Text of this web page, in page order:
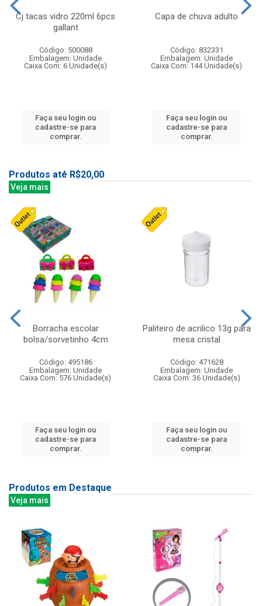
Cj tacas vidro 220ml 6pcs
gallant
Código: 500088
Embalagem: Unidade
Caixa Com: 6 Unidade(s)
Faça seu login ou
cadastre-se para
comprar.
Capa de chuva adulto
Código: 832331
Embalagem: Unidade
Caixa Com: 144 Unidade(s)
Faça seu login ou
cadastre-se para
comprar.
Produtos até R$20,00
Veja mais
Borracha escolar
bolsa/sorvetinho 4cm
Código: 495186
Embalagem: Unidade
Caixa Com: 576 Unidade(s)
Faça seu login ou
cadastre-se para
comprar.
Paliteiro de acrilico 13g para
mesa cristal
Código: 471628
Embalagem: Unidade
Caixa Com: 36 Unidade(s)
Faça seu login ou
cadastre-se para
comprar.
Produtos em Destaque
Veja mais